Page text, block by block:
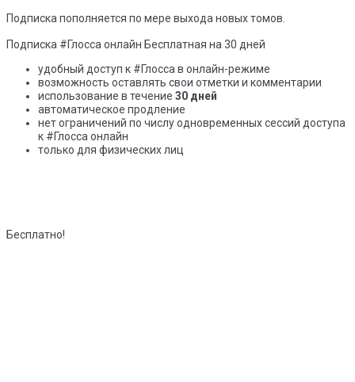
Подписка пополняется по мере выхода новых томов.
Подписка #Глосса онлайн Бесплатная на 30 дней
удобный доступ к #Глосса в онлайн-режиме
возможность оставлять свои отметки и комментарии
использование в течение 30 дней
автоматическое продление
нет ограничений по числу одновременных сессий доступа
к #Глосса онлайн
только для физических лиц
Бесплатно!